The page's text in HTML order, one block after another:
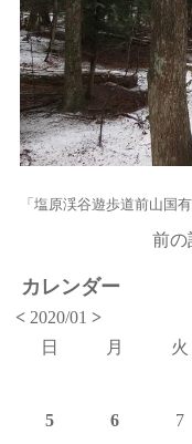
「塩原渓谷遊歩道前山国有
前の
カレンダー
< 2020/01>
日
月 火
5
6 7